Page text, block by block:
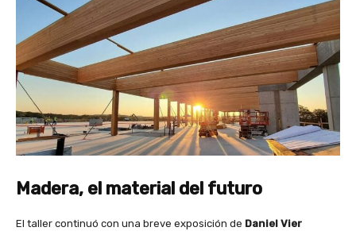
Madera, el material del futuro
El taller continuó con una breve exposición de Daniel Vier